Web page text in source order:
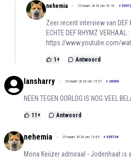
nehemia 25 maart 2024 om 16:16 +
Zeer recent interview van DEF
ECHTE DEF RHYMZ VERHAAL
https://www.youtube.com/
1 + Antwoord
lansharry 25 maart 2024 om 15:57 + 26306
NEEN TEGEN OORLOG IS NOG VEEL
11 + Antwoord
nehemia 25 maart 2024 om 15:49 + 535726
Mona Keijzer admiraal - Jodenhaat is